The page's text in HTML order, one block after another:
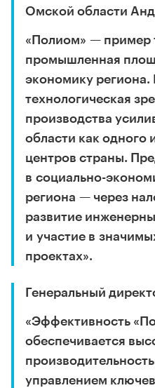
Омской области
«Полиом» — пример
промышленная
экономику региона.
технологическая
производства
области как
центров страны.
в социально-
региона — через
развитие
и участие в
проектах».
Генеральный
«Эффективность
обеспечивается
управлением